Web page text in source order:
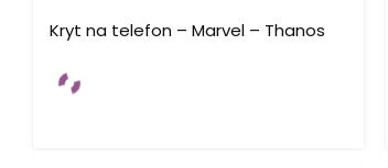
Kryt na telefon – Marvel – Thanos